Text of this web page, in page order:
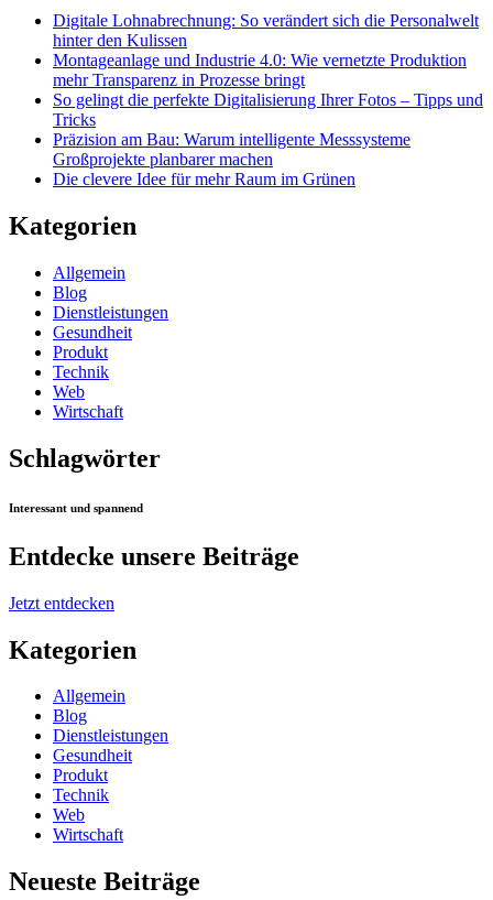
Digitale Lohnabrechnung: So verändert sich die Personalwelt
hinter den Kulissen
Montageanlage und Industrie 4.0: Wie vernetzte Produktion
mehr Transparenz in Prozesse bringt
So gelingt die perfekte Digitalisierung Ihrer Fotos – Tipps und
Tricks
Präzision am Bau: Warum intelligente Messsysteme
Großprojekte planbarer machen
Die clevere Idee für mehr Raum im Grünen
Kategorien
Allgemein
Blog
Dienstleistungen
Gesundheit
Produkt
Technik
Web
Wirtschaft
Schlagwörter
Interessant und spannend
Entdecke unsere Beiträge
Jetzt entdecken
Kategorien
Allgemein
Blog
Dienstleistungen
Gesundheit
Produkt
Technik
Web
Wirtschaft
Neueste Beiträge